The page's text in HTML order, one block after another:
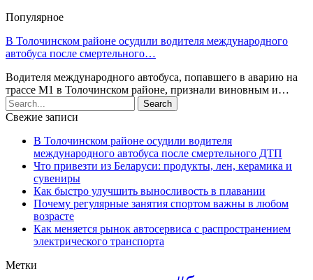
Популярное
В Толочинском районе осудили водителя международного
автобуса после смертельного…
Водителя международного автобуса, попавшего в аварию на
трассе М1 в Толочинском районе, признали виновным и…
Свежие записи
В Толочинском районе осудили водителя
международного автобуса после смертельного ДТП
Что привезти из Беларуси: продукты, лен, керамика и
сувениры
Как быстро улучшить выносливость в плавании
Почему регулярные занятия спортом важны в любом
возрасте
Как меняется рынок автосервиса с распространением
электрического транспорта
Метки